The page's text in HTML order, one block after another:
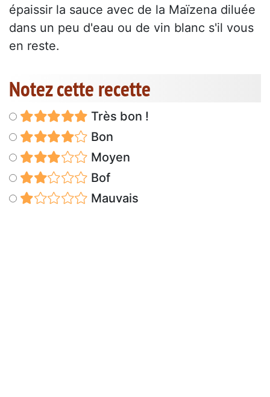
épaissir la sauce avec de la Maïzena diluée
dans un peu d'eau ou de vin blanc s'il vous
en reste.
Notez cette recette
Très bon !
Bon
Moyen
Bof
Mauvais